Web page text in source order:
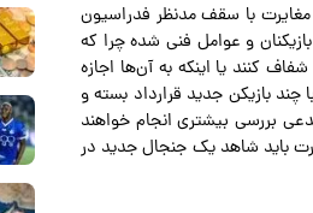
با سقف مدنظر فدراسیون
و عوامل فنی شده چرا که
کنند یا اینکه به آن‌ها اجازه
بازیکن جدید قرارداد بسته و
بررسی بیشتری انجام خواهند
باید شاهد یک جنجال جدید در